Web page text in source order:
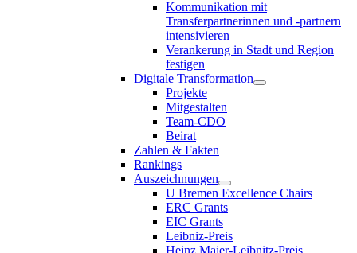
Kommunikation mit
Transferpartnerinnen und -partnern
intensivieren
Verankerung in Stadt und Region
festigen
Digitale Transformation
Projekte
Mitgestalten
Team-CDO
Beirat
Zahlen & Fakten
Rankings
Auszeichnungen
U Bremen Excellence Chairs
ERC Grants
EIC Grants
Leibniz-Preis
Heinz Maier-Leibnitz-Preis